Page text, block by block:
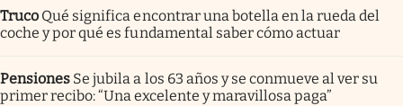
Truco Qué significa encontrar una botella en la rueda del
coche y por qué es fundamental saber cómo actuar
Pensiones Se jubila a los 63 años y se conmueve al ver su
primer recibo: “Una excelente y maravillosa paga”